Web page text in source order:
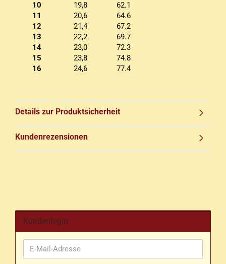
10
19,8
62.1
11
20,6
64.6
12
21,4
67.2
13
22,2
69.7
14
23,0
72.3
15
23,8
74.8
16
24,6 77.4
Details zur Produktsicherheit
Kundenrezensionen
Kundenlogin
E-
Mail-